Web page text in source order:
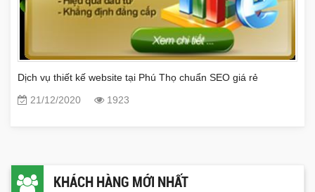
Dịch vụ thiết kế website tại Phú Thọ chuẩn SEO giá rẻ
21/12/2020
1923
KHÁCH HÀNG MỚI NHẤT